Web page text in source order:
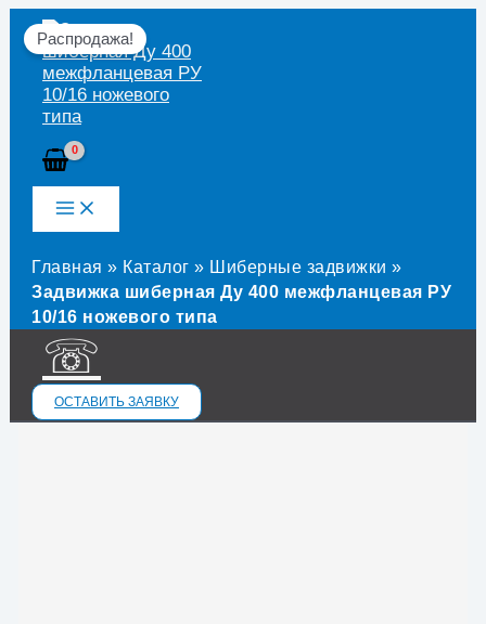
Перейти
содержимому
Главная » Каталог » Шиберные задвижки »
Задвижка шиберная Ду 400 межфланцевая РУ
10/16 ножевого типа
☏
ОСТАВИТЬ ЗАЯВКУ
Распродажа!